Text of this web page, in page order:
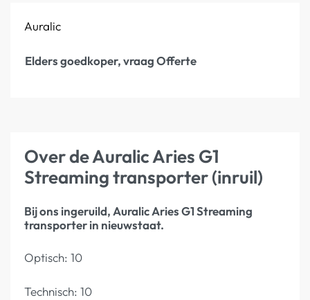
Auralic
Elders goedkoper, vraag Offerte
Over de Auralic Aries G1
Streaming transporter (inruil)
Bij ons ingeruild, Auralic Aries G1 Streaming
transporter in nieuwstaat.
Optisch: 10
Technisch: 10